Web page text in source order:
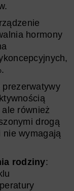
hormony
również
drogą
nie wymagają
rodziny: